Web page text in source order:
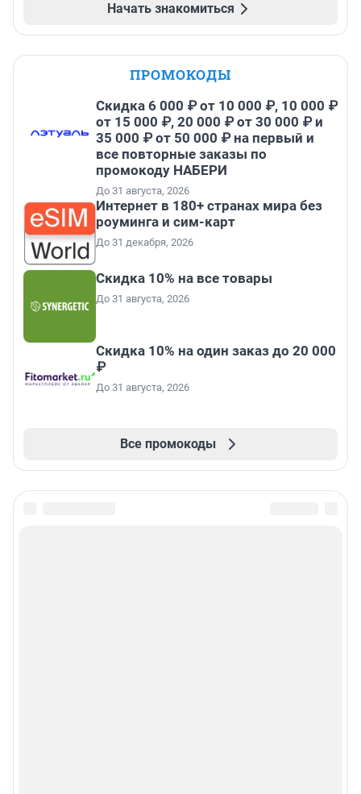
Начать знакомиться
ПРОМОКОДЫ
Скидка 6 000 ₽ от 10 000 ₽, 10 000 ₽
от 15 000 ₽, 20 000 ₽ от 30 000 ₽ и
35 000 ₽ от 50 000 ₽ на первый и
все повторные заказы по
промокоду НАБЕРИ
До 31 августа, 2026
Интернет в 180+ странах мира без
роуминга и сим-карт
До 31 декабря, 2026
Скидка 10% на все товары
До 31 августа, 2026
Скидка 10% на один заказ до 20 000
₽
До 31 августа, 2026
Все промокоды